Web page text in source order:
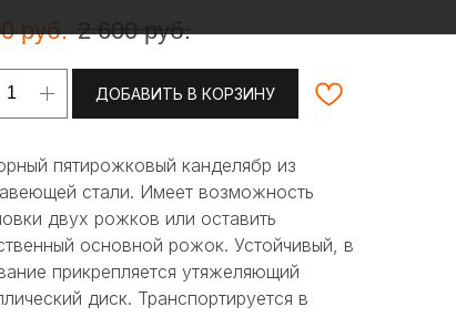
руб. 2 600 руб.
ДОБАВИТЬ В КОРЗИНУ
пятирожковый канделябр из
стали. Имеет возможность
двух рожков или оставить
основной рожок. Устойчивый, в
прикрепляется утяжеляющий
диск. Транспортируется в